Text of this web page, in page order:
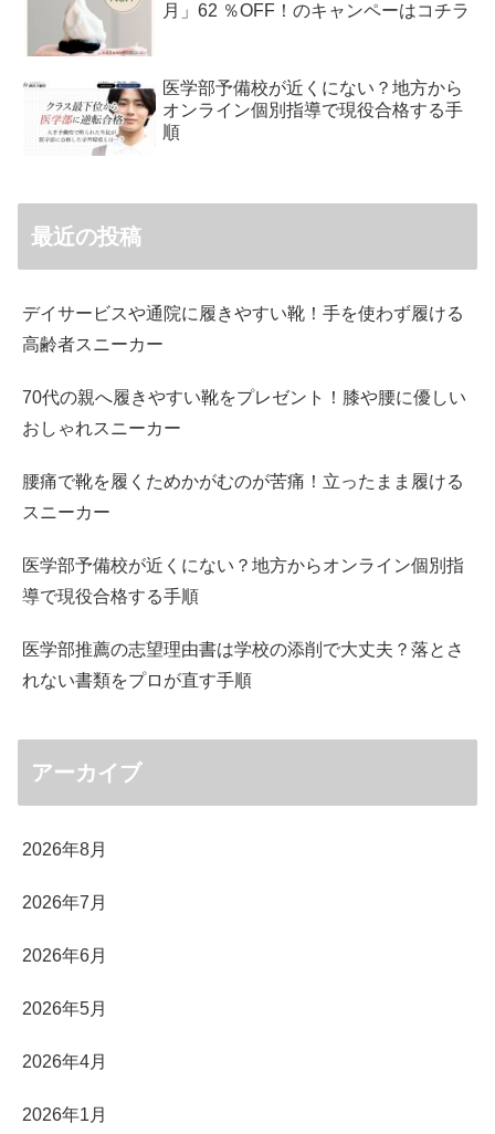
月」62 ％OFF！のキャンペーはコチラ
医学部予備校が近くにない？地方から
オンライン個別指導で現役合格する手
順
最近の投稿
デイサービスや通院に履きやすい靴！手を使わず履ける
高齢者スニーカー
70代の親へ履きやすい靴をプレゼント！膝や腰に優しい
おしゃれスニーカー
腰痛で靴を履くためかがむのが苦痛！立ったまま履ける
スニーカー
医学部予備校が近くにない？地方からオンライン個別指
導で現役合格する手順
医学部推薦の志望理由書は学校の添削で大丈夫？落とさ
れない書類をプロが直す手順
アーカイブ
2026年8月
2026年7月
2026年6月
2026年5月
2026年4月
2026年1月